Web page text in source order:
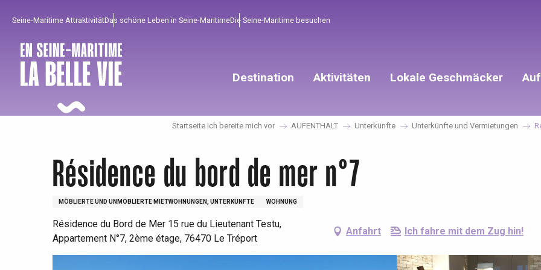
principal
Seine-Maritime AttraktivitätDas schöne Leben in Seine-MaritimeDie Seine-Maritime besuchen
Destination Aktivitäten
Um zu profitieren
Lokale Geschmäcker
Unumgänglich
Gut aus der Heimat !
Startseite Ich bereite mich vor AUFENTHALT Unterkünfte Unterkünfte und Vermietungen
Résidence du bord de mer n°7
MÖBLIERTE UND UNMÖBLIERTE MIETWOHNUNGEN, UNTERKÜNFTE WOHNUNG
Résidence du Bord de Mer 15 rue du Lieutenant Testu,
Appartement N°7, 2ème étage, 76470 Le Tréport
Anfahrt Ich fahre mit dem Zug hin!